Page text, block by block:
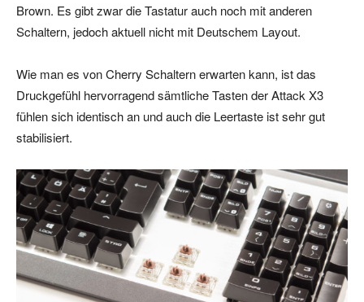
Brown. Es gibt zwar die Tastatur auch noch mit anderen
Schaltern, jedoch aktuell nicht mit Deutschem Layout.
Wie man es von Cherry Schaltern erwarten kann, ist das
Druckgefühl hervorragend sämtliche Tasten der Attack X3
fühlen sich identisch an und auch die Leertaste ist sehr gut
stabilisiert.